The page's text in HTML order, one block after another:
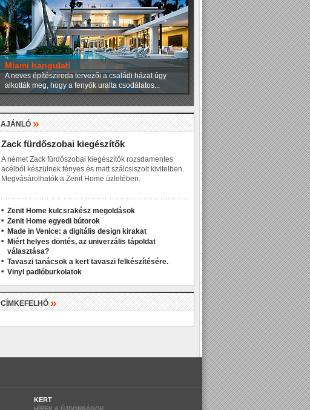
Miami hangulat
A neves építésziroda tervezői a családi házat úgy
alkották meg, hogy a fenyők uralta csodálatos...
AJÁNLÓ»
Zack fürdőszobai kiegészítők
A német Zack fürdőszobai kiegészítők rozsdamentes
acélból készülnek fényes és matt szálcsiszolt kivitelben.
Megvásárolhatók a Zenit Home üzletében.
Zenit Home kulcsrakész megoldások
Zenit Home egyedi bútorok
Made in Venice: a digitális design kirakat
Miért helyes döntés, az univerzális tápoldat
választása?
Tavaszi tanácsok a kert tavaszi felkészítésére.
Vinyl padlóburkolatok
CÍMKEFELHŐ»
KERT
HÍREK & ÚJDONSÁGOK